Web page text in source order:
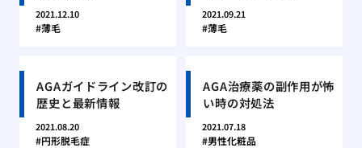
2021.12.10
薄毛
2021.09.21
薄毛
AGAガイドライン改訂の
歴史と最新情報
2021.08.20
円形脱毛症
AGA治療薬の副作用が怖
い時の対処法
2021.07.18
男性化粧品